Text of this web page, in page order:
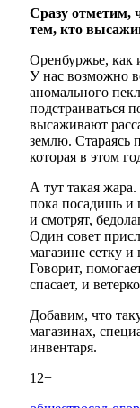
Сразу отметим,
тем, кто
Оренбуржье, как
У нас возможно
аномального
подстраиваться
высаживают
землю. Стараясь
которая в этом
А тут такая
пока посадишь и
и смотрят,
Один совет
магазине сетку и
Говорит,
спасает, и
Добавим, что
магазинах,
инвентаря.
12+